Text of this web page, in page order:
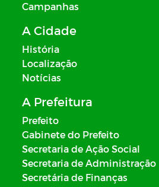
Campanhas
A Cidade
História
Localização
Notícias
A Prefeitura
Prefeito
Gabinete do Prefeito
Secretaria de Ação Social
Secretaria de Administração
Secretária de Finanças